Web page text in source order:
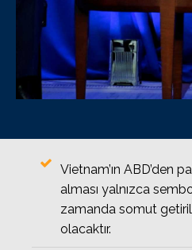
Vietnam’ın ABD’den
alması yalnızca
zamanda somut
olacaktır.